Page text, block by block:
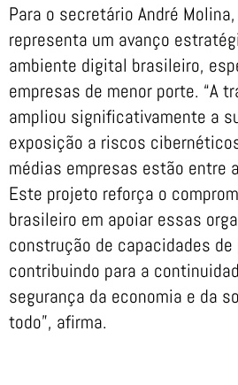
Para o secretário André
representa um avanço
ambiente digital brasileiro,
empresas de menor porte. “A
ampliou significativamente a
exposição a riscos
médias empresas estão entre
Este projeto reforça o
brasileiro em apoiar essas
construção de capacidades de
contribuindo para a
segurança da economia e da
todo”, afirma.